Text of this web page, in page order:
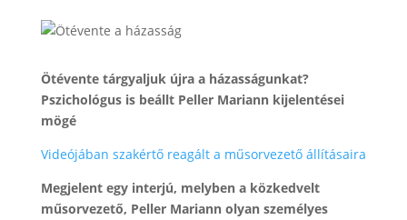
Ötévente tárgyaljuk újra a házasságunkat?
Pszichológus is beállt Peller Mariann kijelentései
mögé
Videójában szakértő reagált a műsorvezető állításaira
Megjelent egy interjú, melyben a közkedvelt
műsorvezető, Peller Mariann olyan személyes